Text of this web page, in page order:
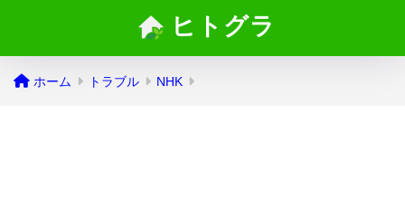
ヒトグラ
ホーム トラブル NHK